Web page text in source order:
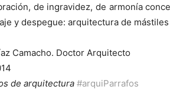
de ingravidez, de armonía
y despegue: arquitectura de
Camacho. Doctor Arquitecto
de arquitectura #arquiParrafos